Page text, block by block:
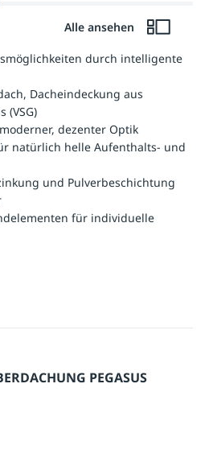
Alle ansehen
durch intelligente
Dacheindeckung aus
(VSG)
dezenter Optik
natürlich helle Aufenthalts- und
und Pulverbeschichtung
für individuelle
PEGASUS